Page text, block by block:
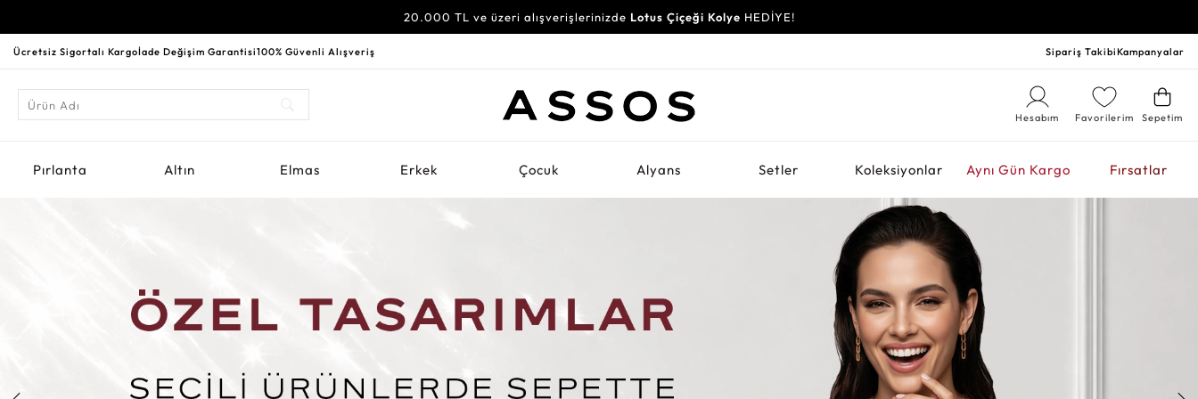
20.000 TL ve üzeri alışverişlerinizde Lotus Çiçeği Kolye HEDİYE!
Ücretsiz Sigortalı Kargoİade Değişim Garantisi100% Güvenli Alışveriş Sipariş TakibiKampanyalar
Sepetim
Favorilerim
Hesabım
Pırlanta Altın Elmas Erkek Çocuk Alyans Setler Koleksiyonlar Aynı Gün Kargo Fırsatlar